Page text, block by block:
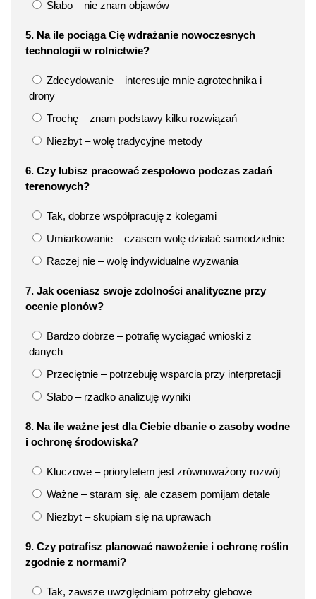
Słabo – nie znam objawów
5. Na ile pociąga Cię wdrażanie nowoczesnych
technologii w rolnictwie?
Zdecydowanie – interesuje mnie agrotechnika i
drony
Trochę – znam podstawy kilku rozwiązań
Niezbyt – wolę tradycyjne metody
6. Czy lubisz pracować zespołowo podczas zadań
terenowych?
Tak, dobrze współpracuję z kolegami
Umiarkowanie – czasem wolę działać samodzielnie
Raczej nie – wolę indywidualne wyzwania
7. Jak oceniasz swoje zdolności analityczne przy
ocenie plonów?
Bardzo dobrze – potrafię wyciągać wnioski z
danych
Przeciętnie – potrzebuję wsparcia przy interpretacji
Słabo – rzadko analizuję wyniki
8. Na ile ważne jest dla Ciebie dbanie o zasoby wodne
i ochronę środowiska?
Kluczowe – priorytetem jest zrównoważony rozwój
Ważne – staram się, ale czasem pomijam detale
Niezbyt – skupiam się na uprawach
9. Czy potrafisz planować nawożenie i ochronę roślin
zgodnie z normami?
Tak, zawsze uwzględniam potrzeby glebowe